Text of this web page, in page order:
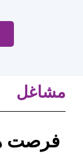
شغلی